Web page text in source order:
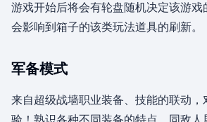
游戏开始后将会有轮盘随机决定该游
会影响到箱子的该类玩法道具的刷新。
军备模式
来自超级战墙职业装备、技能的联动